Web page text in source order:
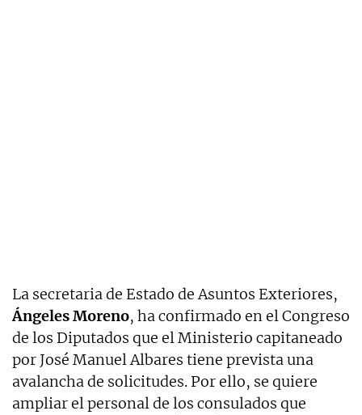
La secretaria de Estado de Asuntos Exteriores,
Ángeles Moreno, ha confirmado en el Congreso
de los Diputados que el Ministerio capitaneado
por José Manuel Albares tiene prevista una
avalancha de solicitudes. Por ello, se quiere
ampliar el personal de los consulados que